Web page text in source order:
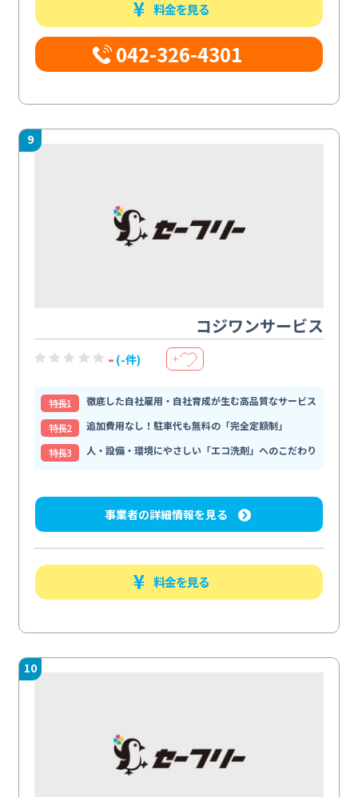
料金を見る
042-326-4301
9
コジワンサービス
- (-件) ＋
特⻑1
徹底した自社雇用・自社育成が生む高品質なサービス
特⻑2
追加費用なし！駐車代も無料の「完全定額制」
特⻑3
人・設備・環境にやさしい「エコ洗剤」へのこだわり
事業者の詳細情報を見る
料金を見る
10